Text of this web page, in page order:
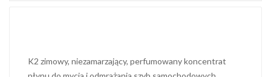
K2 zimowy, niezamarzający, perfumowany koncentrat